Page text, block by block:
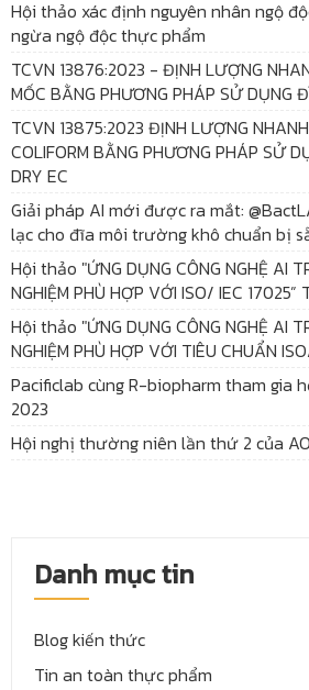
Hội thảo xác định nguyên nhân ngộ
ngừa ngộ độc thực phẩm
TCVN 13876:2023 - ĐỊNH LƯỢNG
MỐC BẰNG PHƯƠNG PHÁP SỬ DỤNG
TCVN 13875:2023 ĐỊNH LƯỢNG
COLIFORM BẰNG PHƯƠNG PHÁP SỬ
DRY EC
Giải pháp AI mới được ra mắt:
lạc cho đĩa môi trường khô chuẩn bị
Hội thảo "ỨNG DỤNG CÔNG NGHỆ AI
NGHIỆM PHÙ HỢP VỚI ISO/ IEC
Hội thảo "ỨNG DỤNG CÔNG NGHỆ AI
NGHIỆM PHÙ HỢP VỚI TIÊU CHUẨN
Pacificlab cùng R-biopharm tham gia
2023
Hội nghị thường niên lần thứ 2 của
Danh mục tin
Blog kiến thức
Tin an toàn thực phẩm